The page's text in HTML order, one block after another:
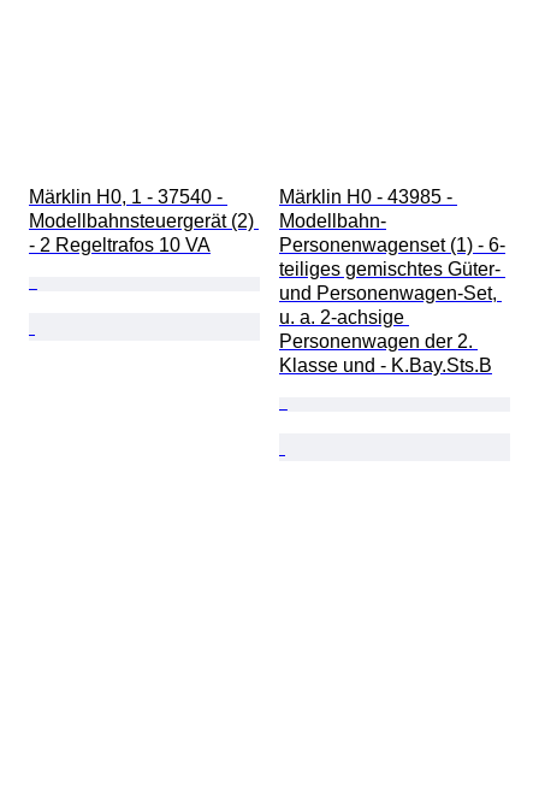
Märklin H0, 1 - 37540 -
Modellbahnsteuergerät (2)
- 2 Regeltrafos 10 VA
Märklin H0 - 43985 -
Modellbahn-
Personenwagenset (1) - 6-
teiliges gemischtes Güter-
und Personenwagen-Set,
u. a. 2-achsige
Personenwagen der 2.
Klasse und - K.Bay.Sts.B